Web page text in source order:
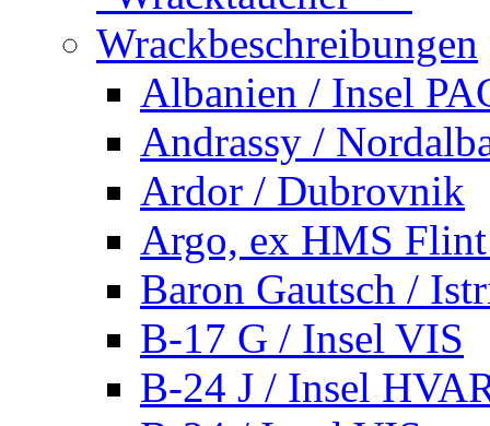
Wrackbeschreibungen
Albanien / Insel
Andrassy /
Ardor / Dubrovnik
Argo, ex HMS
Baron Gautsch /
B-17 G / Insel VIS
B-24 J / Insel